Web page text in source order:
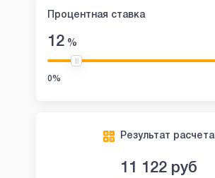
Процентная ставка
12%
0%
Результат расчета
11 122руб